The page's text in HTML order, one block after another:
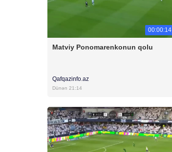
00:00:14
Matviy Ponomarenkonun qolu
Qafqazinfo.az
Dünən 21:14